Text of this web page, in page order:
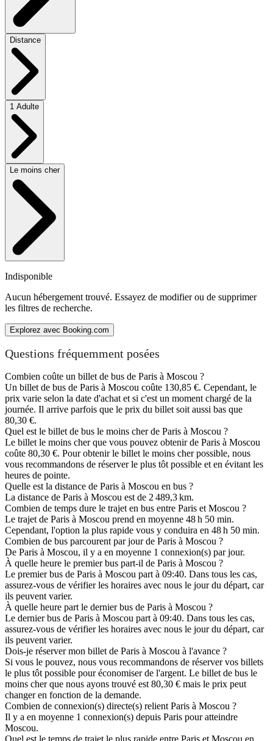
Distance
1 Adulte
Le moins cher
Indisponible
Aucun hébergement trouvé. Essayez de modifier ou de supprimer
les filtres de recherche.
Explorez avec Booking.com
Questions fréquemment posées
Combien coûte un billet de bus de Paris à Moscou ?
Un billet de bus de Paris à Moscou coûte 130,85 €. Cependant, le
prix varie selon la date d'achat et si c'est un moment chargé de la
journée. Il arrive parfois que le prix du billet soit aussi bas que
80,30 €.
Quel est le billet de bus le moins cher de Paris à Moscou ?
Le billet le moins cher que vous pouvez obtenir de Paris à Moscou
coûte 80,30 €. Pour obtenir le billet le moins cher possible, nous
vous recommandons de réserver le plus tôt possible et en évitant les
heures de pointe.
Quelle est la distance de Paris à Moscou en bus ?
La distance de Paris à Moscou est de 2 489,3 km.
Combien de temps dure le trajet en bus entre Paris et Moscou ?
Le trajet de Paris à Moscou prend en moyenne 48 h 50 min.
Cependant, l'option la plus rapide vous y conduira en 48 h 50 min.
Combien de bus parcourent par jour de Paris à Moscou ?
De Paris à Moscou, il y a en moyenne 1 connexion(s) par jour.
À quelle heure le premier bus part-il de Paris à Moscou ?
Le premier bus de Paris à Moscou part à 09:40. Dans tous les cas,
assurez-vous de vérifier les horaires avec nous le jour du départ, car
ils peuvent varier.
À quelle heure part le dernier bus de Paris à Moscou ?
Le dernier bus de Paris à Moscou part à 09:40. Dans tous les cas,
assurez-vous de vérifier les horaires avec nous le jour du départ, car
ils peuvent varier.
Dois-je réserver mon billet de Paris à Moscou à l'avance ?
Si vous le pouvez, nous vous recommandons de réserver vos billets
le plus tôt possible pour économiser de l'argent. Le billet de bus le
moins cher que nous ayons trouvé est 80,30 € mais le prix peut
changer en fonction de la demande.
Combien de connexion(s) directe(s) relient Paris à Moscou ?
Il y a en moyenne 1 connexion(s) depuis Paris pour atteindre
Moscou.
Quel est le temps de trajet le plus rapide entre Paris et Moscou en